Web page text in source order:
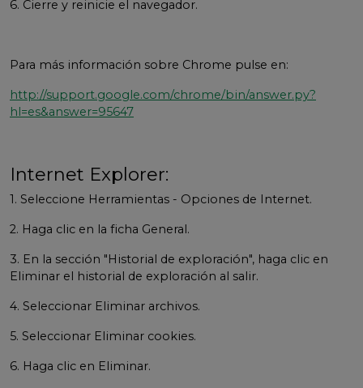
6. Cierre y reinicie el navegador.
Para más información sobre Chrome pulse en:
http://support.google.com/chrome/bin/answer.py?
hl=es&answer=95647
Internet Explorer:
1. Seleccione Herramientas - Opciones de Internet.
2. Haga clic en la ficha General.
3. En la sección "Historial de exploración", haga clic en
Eliminar el historial de exploración al salir.
4. Seleccionar Eliminar archivos.
5. Seleccionar Eliminar cookies.
6. Haga clic en Eliminar.